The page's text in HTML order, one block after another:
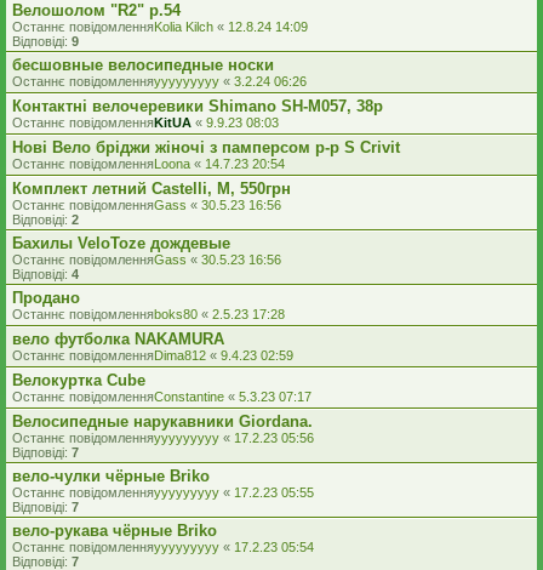
Велошолом "R2" р.54
Останнє повідомленняKolia Kilch « 12.8.24 14:09
Відповіді: 9
бесшовные велосипедные носки
Останнє повідомленняyyyyyyyyy « 3.2.24 06:26
Контактні велочеревики Shimano SH-M057, 38р
Останнє повідомленняKitUA « 9.9.23 08:03
Нові Вело бріджи жіночі з памперсом р-р S Crivit
Останнє повідомленняLoona « 14.7.23 20:54
Комплект летний Castelli, M, 550грн
Останнє повідомленняGass « 30.5.23 16:56
Відповіді: 2
Бахилы VeloToze дождевые
Останнє повідомленняGass « 30.5.23 16:56
Відповіді: 4
Продано
Останнє повідомленняboks80 « 2.5.23 17:28
вело футболка NAKAMURA
Останнє повідомленняDima812 « 9.4.23 02:59
Велокуртка Cube
Останнє повідомленняConstantine « 5.3.23 07:17
Велосипедные нарукавники Giordana.
Останнє повідомленняyyyyyyyyy « 17.2.23 05:56
Відповіді: 7
вело-чулки чёрные Briko
Останнє повідомленняyyyyyyyyy « 17.2.23 05:55
Відповіді: 7
вело-рукава чёрные Briko
Останнє повідомленняyyyyyyyyy « 17.2.23 05:54
Відповіді: 7